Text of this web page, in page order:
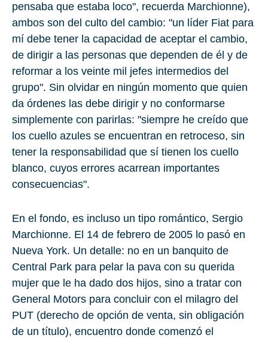
pensaba que estaba loco", recuerda Marchionne),
ambos son del culto del cambio: "un líder Fiat para
mí debe tener la capacidad de aceptar el cambio,
de dirigir a las personas que dependen de él y de
reformar a los veinte mil jefes intermedios del
grupo". Sin olvidar en ningún momento que quien
da órdenes las debe dirigir y no conformarse
simplemente con parirlas: "siempre he creído que
los cuello azules se encuentran en retroceso, sin
tener la responsabilidad que sí tienen los cuello
blanco, cuyos errores acarrean importantes
consecuencias".
En el fondo, es incluso un tipo romántico, Sergio
Marchionne. El 14 de febrero de 2005 lo pasó en
Nueva York. Un detalle: no en un banquito de
Central Park para pelar la pava con su querida
mujer que le ha dado dos hijos, sino a tratar con
General Motors para concluir con el milagro del
PUT (derecho de opción de venta, sin obligación
de un título), encuentro donde comenzó el